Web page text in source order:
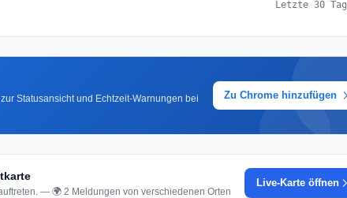
Letzte 30
Statusansicht und Echtzeit-Warnungen bei
Zu Chrome hinzufügen
— 🌍 2 Meldungen von verschiedenen Orten
Live-Karte öffnen